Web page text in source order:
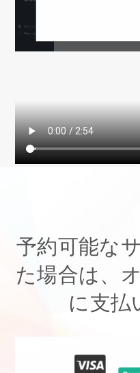
予約可能な
た場合は、
に支払